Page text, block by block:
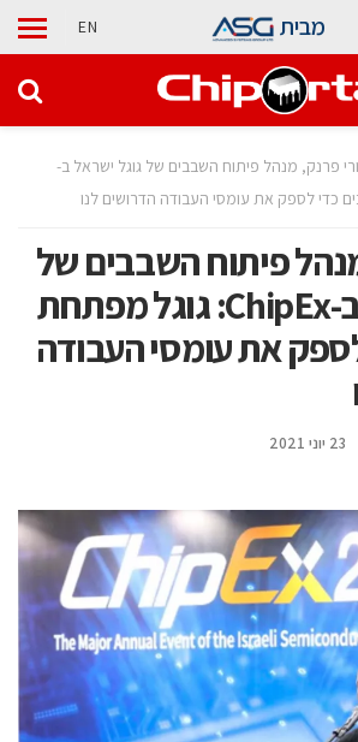
מבית EN
פרנק, מנהל פיתוח השבבים של גוגל ישראל ב-
פיתוח השבבים של
גוגל ישראל ב-ChipEx: גוגל מפתחת
את עומסי העבודה
23 יוני 2021